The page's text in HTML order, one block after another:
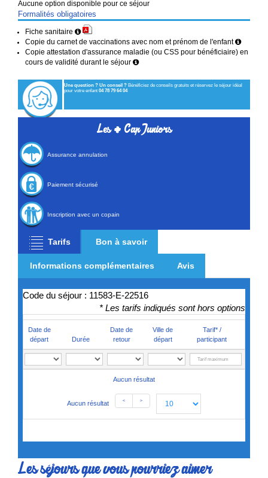
Aucune option disponible pour ce séjour
Formalités obligatoires
Fiche sanitaire
Copie du carnet de vaccinations avec nom et prénom de l'enfant
Copie attestation d'assurance maladie (ou CSS pour bénéficiaire) en
cours de validité durant le séjour
Une question ? Un conseil ? Bénéficiez de conseils gratuits et réservez le séjour idéal
pour votre enfant 04 78 79 64 04
Les+Cap Juniors
Assurance annulation
Paiement sécurisé
Inscription avec un copain
Tarifs Bon à savoir
Informations complémentaires Avis
Code du séjour : 11583-E-22516
* Les tarifs indiqués sont hors options
Date de
départ
Durée
Date de
retour
Ville de
départ
Tarif* /
participant
Aucun résultat
Aucun résultat < >
Les séjours que vous pourriez aimer